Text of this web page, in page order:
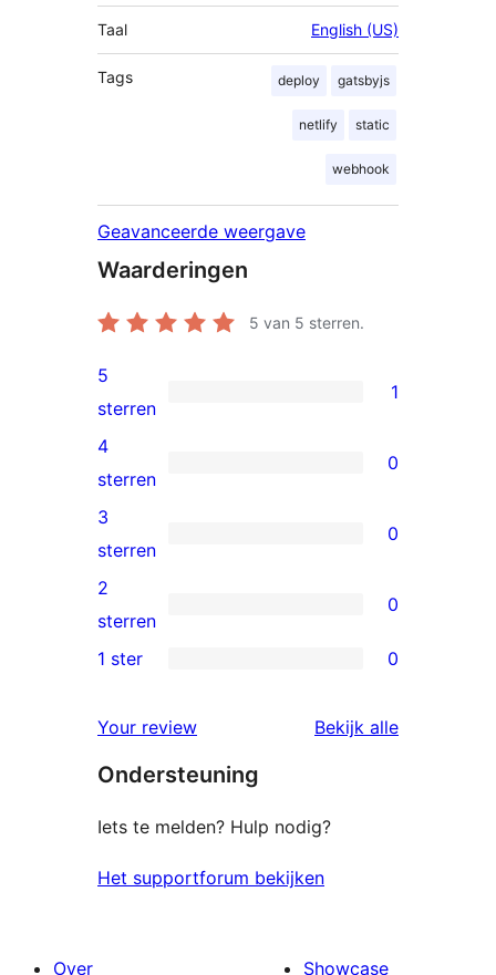
Taal English (US)
Tags deploy gatsbyjs
netlify static
webhook
Geavanceerde weergave
Waarderingen
5 van 5 sterren.
1
5
ster
beoordeling
5
sterren
1
0
4
sterren
beoordelingen
4
sterren
0
0
3
sterren
beoordelingen
3
sterren
0
0
2
beoordelingen
2
sterren
0
sterren
beoordelingen
1 ster 0
Your review Bekijk alle
Ondersteuning
Iets te melden? Hulp nodig?
Het supportforum bekijken
Over
Showcase